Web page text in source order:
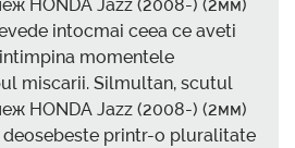
HONDA Jazz (2008-) (2мм)
intocmai ceea ce aveti
momentele
miscarii. Silmultan, scutul
HONDA Jazz (2008-) (2мм)
printr-o pluralitate